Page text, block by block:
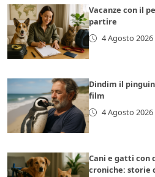
Vacanze con il
partire
4 Agosto 2026
Dindim il
film
4 Agosto 2026
Cani e gatti
croniche: storie